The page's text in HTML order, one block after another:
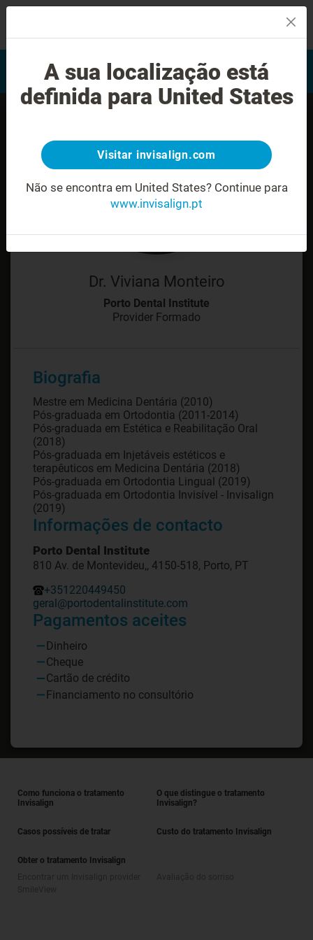
Avaliação do sorriso
Encontrar um Invisalign
provider
Dr. Viviana Monteiro
Porto Dental Institute
Provider Formado
Biografia
Mestre em Medicina Dentária (2010)
Pós-graduada em Ortodontia (2011-2014)
Pós-graduada em Estética e Reabilitação Oral
(2018)
Pós-graduada em Injetáveis estéticos e
terapêuticos em Medicina Dentária (2018)
Pós-graduada em Ortodontia Lingual (2019)
Pós-graduada em Ortodontia Invisível - Invisalign
Informações de contacto
Porto Dental Institute
810 Av. de Montevideu,, 4150-518, Porto, PT
+351220449450
geral@portodentalinstitute.com
Pagamentos aceites
Dinheiro
Cheque
Cartão de crédito
Financiamento no consultório
Como funciona o tratamento
Invisalign
O que distingue o tratamento
Invisalign?
Casos possíveis de tratar Custo do tratamento Invisalign
Obter o tratamento Invisalign
A sua localização está
definida para United States
Visitar invisalign.com
Não se encontra em United States? Continue para
www.invisalign.pt